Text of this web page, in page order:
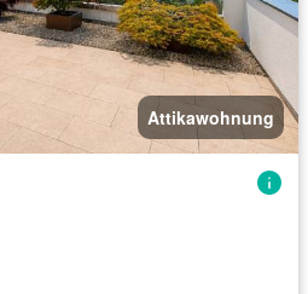
Attikawohnung